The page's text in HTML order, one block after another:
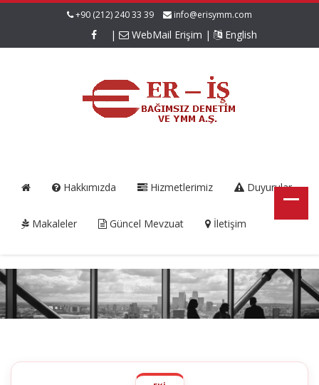
+90 (212) 240 33 39 info@erisymm.com
| WebMail Erişim | English
Hakkımızda Hizmetlerimiz Duyurular
Makaleler Güncel Mevzuat İletişim